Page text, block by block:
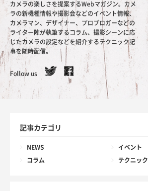
カメラの楽しさを提案するWebマガジン。カメ
ラの新機種情報や撮影会などのイベント情報、
カメラマン、デザイナー、プロブロガーなどの
ライター陣が執筆するコラム、撮影シーンに応
じたカメラの設定などを紹介するテクニック記
事を随時配信。
Follow us
記事カテゴリ
NEWS イベント
コラム テクニック